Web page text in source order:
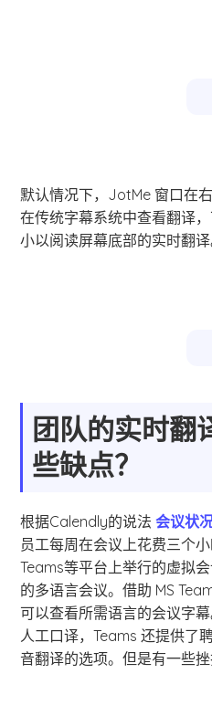
默认情况下，JotMe 窗口在
在传统字幕系统中查看翻译
小以阅读屏幕底部的实时翻译
团队的实时翻
些缺点？
根据Calendly的说法会议状
员工每周在会议上花费三个
Teams等平台上举行的虚拟
的多语言会议。借助 MS
可以查看所需语言的会议字
人工口译，Teams 还提供了
音翻译的选项。但是有一些挫